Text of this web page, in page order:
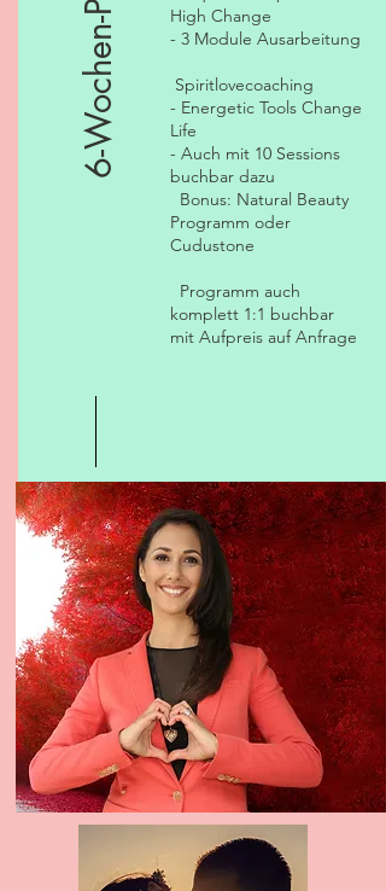
High Change
- 3 Module Ausarbeitung
Spiritlovecoaching
- Energetic Tools Change
Life
- Auch mit 10 Sessions
buchbar dazu
Bonus: Natural Beauty
Programm oder
Cudustone
Programm auch
komplett 1:1 buchbar
mit Aufpreis auf Anfrage